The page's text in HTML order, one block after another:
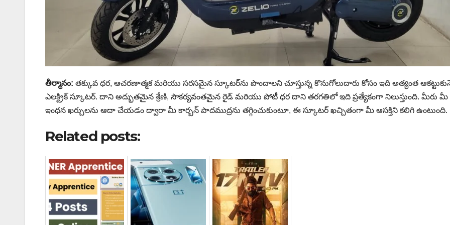
తీర్మానం: తక్కువ ధర, ఆచరణాత్మక మరియు సరసమైన స్కూటర్‌ను పొందాలని చూస్తున్న కొనుగోలుదారు కోసం ఇది అత్యంత
ఎలక్ట్రిక్ స్కూటర్. దాని అద్భుతమైన శ్రేణి, సౌకర్యవంతమైన రైడ్ మరియు పోటీ ధర దాని తరగతిలో ఇది ప్రత్యేకంగా నిలుస్తుంది. మీరు మీ
ఇంధన ఖర్చులను ఆదా చేయడం ద్వారా మీ కార్బన్ పాదముద్రను తగ్గించుకుంటూ, ఈ స్కూటర్ ఖచ్చితంగా మీ ఆసక్తిని కలిగి ఉంటుంది.
Related posts: